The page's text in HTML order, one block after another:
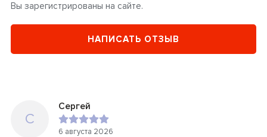
Вы зарегистрированы на сайте.
НАПИСАТЬ ОТЗЫВ
С
Сергей
6 августа 2026